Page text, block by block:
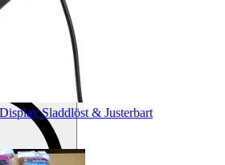
användning
Sladdlöst & Justerbart